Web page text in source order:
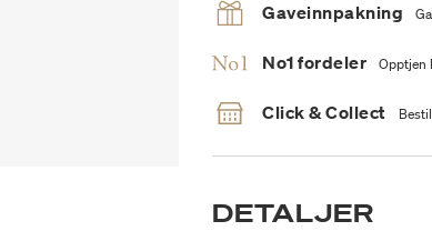
Gaveinnpakning
No1 fordeler Opptjen
Click & Collect
DETALJER